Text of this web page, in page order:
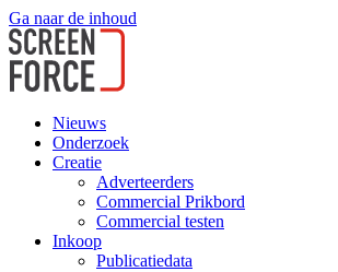
Ga naar de inhoud
Nieuws
Onderzoek
Creatie
Adverteerders
Commercial Prikbord
Commercial testen
Inkoop
Publicatiedata